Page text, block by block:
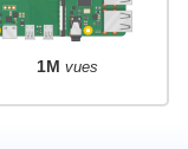
1M vues